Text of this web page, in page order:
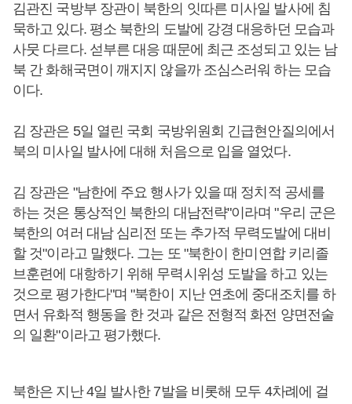
김관진 국방부 장관이 북한의 잇따른 미사일 발사에 침
묵하고 있다. 평소 북한의 도발에 강경 대응하던 모습과
사뭇 다르다. 섣부른 대응 때문에 최근 조성되고 있는 남
북 간 화해국면이 깨지지 않을까 조심스러워 하는 모습
이다.
김 장관은 5일 열린 국회 국방위원회 긴급현안질의에서
북의 미사일 발사에 대해 처음으로 입을 열었다.
김 장관은 "남한에 주요 행사가 있을 때 정치적 공세를
하는 것은 통상적인 북한의 대남전략"이라며 "우리 군은
북한의 여러 대남 심리전 또는 추가적 무력도발에 대비
할 것"이라고 말했다. 그는 또 "북한이 한미연합 키리졸
브훈련에 대항하기 위해 무력시위성 도발을 하고 있는
것으로 평가한다"며 "북한이 지난 연초에 중대조치를 하
면서 유화적 행동을 한 것과 같은 전형적 화전 양면전술
의 일환"이라고 평가했다.
북한은 지난 4일 발사한 7발을 비롯해 모두 4차례에 걸